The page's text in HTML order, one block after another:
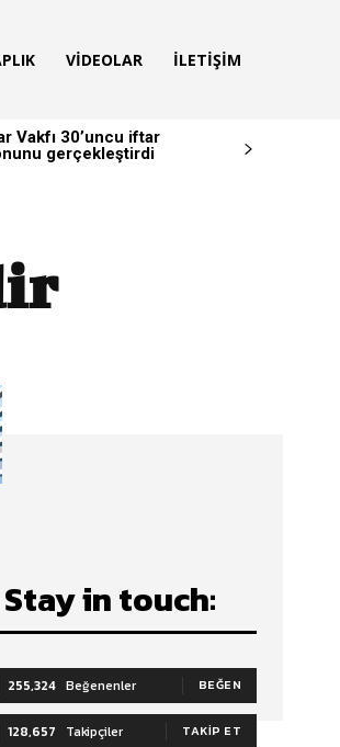
VIDEOLAR İLETIŞIM
Vakfı 30’uncu iftar
gerçekleştirdi
Stay in touch:
255,324 Beğenenler BEĞEN
128,657 Takipçiler TAKIP ET